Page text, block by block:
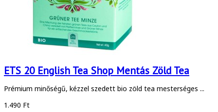
ETS 20 English Tea Shop Mentás Zöld Tea
Prémium minőségű, kézzel szedett bio zöld tea mesterséges ...
1.490 Ft